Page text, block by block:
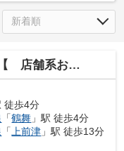
系おすすめ 】
徒歩4分
「鶴舞 」駅 徒歩4分
「 上前津 」駅 徒歩13分